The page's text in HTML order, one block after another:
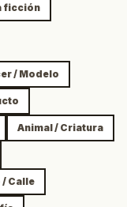
ficción
/ Modelo
Animal / Criatura
/ Calle